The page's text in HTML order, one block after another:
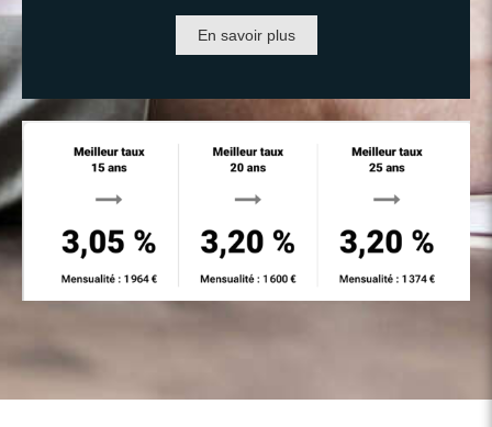
En savoir plus